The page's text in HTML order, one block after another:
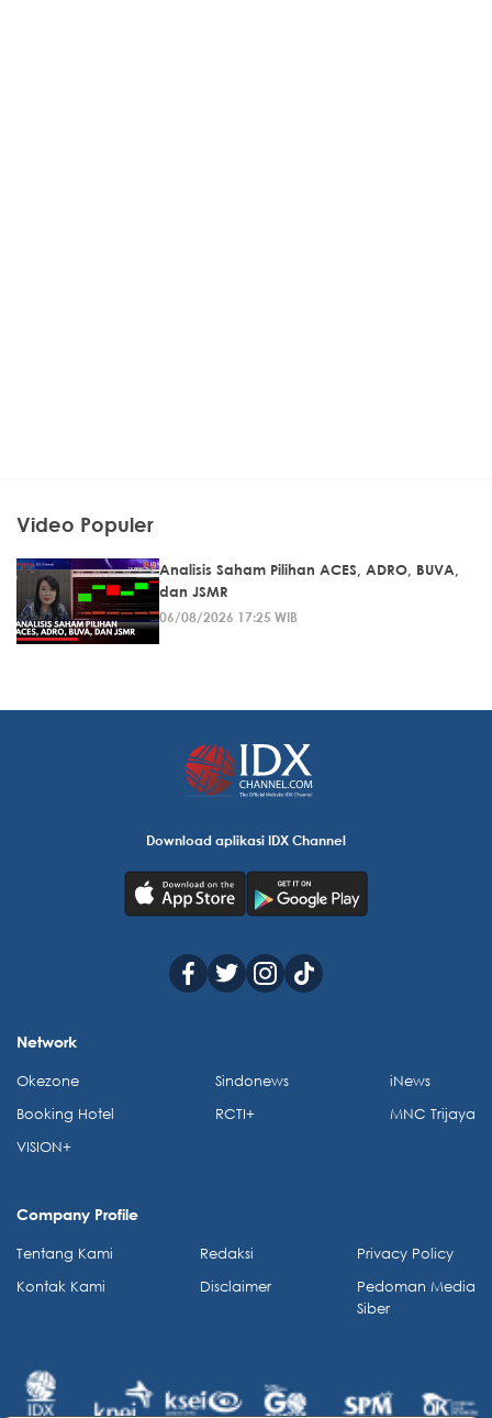
Video Populer
Analisis Saham Pilihan ACES, ADRO, BUVA,
dan JSMR
06/08/2026 17:25 WIB
Download aplikasi IDX Channel
Network
Okezone
Booking Hotel
VISION+
Sindonews
RCTI+
iNews
MNC Trijaya
Company Profile
Tentang Kami
Kontak Kami
Redaksi
Disclaimer
Privacy Policy
Pedoman Media
Siber